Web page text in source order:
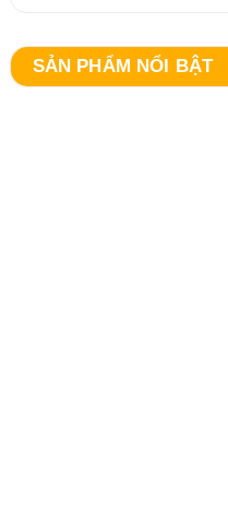
SẢN PHẨM NỔI BẬT